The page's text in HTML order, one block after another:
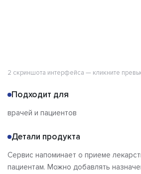
2 скриншота интерфейса — кликните
Подходит для
врачей и пациентов
Детали продукта
Сервис напоминает о приеме
пациентам. Можно добавлять